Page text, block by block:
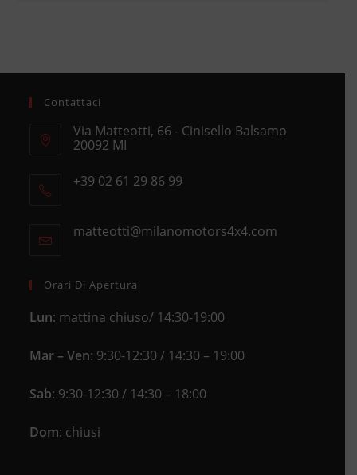
Contattaci
Via Matteotti, 66 - Cinisello Balsamo
20092 MI
in
+39 02 61 29 86 99
your
matteotti@milanomotors4x4.comOpens
Orari Di Apertura
Lun: mattina chiuso/ 14:30-19:00
Mar – Ven: 9:30-12:30 / 14:30 – 19:00
Sab: 9:30-12:30 / 14:30 – 18:00
Dom: chiusi